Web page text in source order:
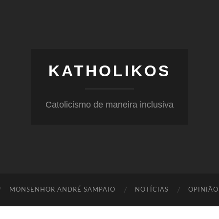
KATHOLIKOS
Catolicismo de maneira inclusiva
MONSENHOR ANDRÉ SAMPAIO NOTÍCIAS OPINIÃO